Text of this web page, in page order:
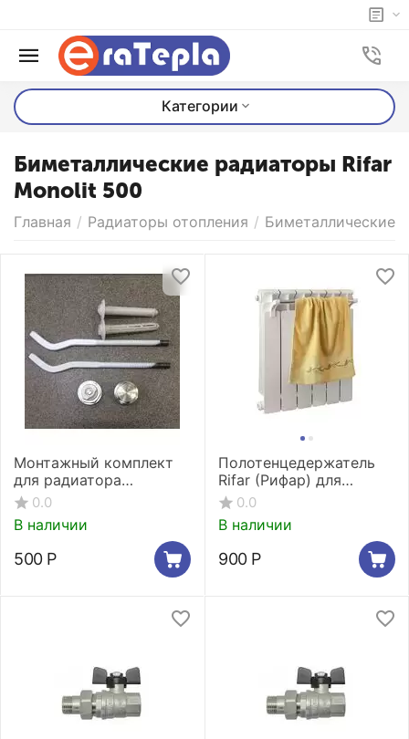
Категории
Биметаллические радиаторы Rifar
Monolit 500
Главная / Радиаторы отопления / Биметаллические
Монтажный комплект
для радиатора
отопления Rifar Monolit
0.0
В наличии
500 Р
Полотенцедержатель
Rifar (Рифар) для
секционных
радиаторов
0.0
В наличии
900 Р